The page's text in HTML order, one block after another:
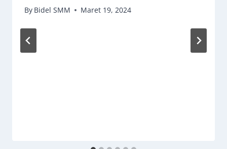
By Bidel SMM Maret 19, 2024